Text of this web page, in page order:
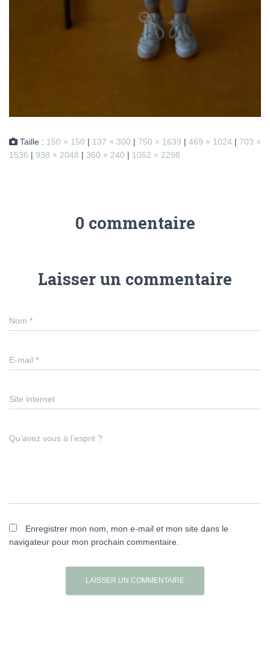
Taille : 150 × 150 | 137 × 300 | 750 × 1639 | 469 × 1024 | 703 ×
1536 | 938 × 2048 | 360 × 240 | 1052 × 2298
0 commentaire
Laisser un commentaire
Nom *
E-mail *
Site internet
Qu’avez vous à l’esprit ?
Enregistrer mon nom, mon e-mail et mon site dans le
navigateur pour mon prochain commentaire.